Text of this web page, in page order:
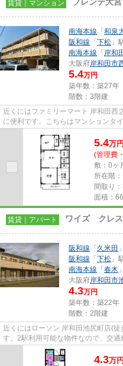
賃貸｜マンション
南海本線 「 和泉
阪和線 「 下松 」
南海本線 「 岸和
大阪府岸和田市
5.4万円
築年数：築27年
階数：3階建
近くにはファミリーマート 岸和田西
に便利です。こちらはマンションタ
捨てが楽な敷地内ごみ置き...
5.4万円
(管理費
敷：0ヶ
所在階
間取り
面積：
賃貸｜アパート ワイズ クレ
阪和線 「 久米田
阪和線 「 下松 」
南海本線 「 春木
大阪府岸和田市
4.3万円
築年数：築22年
階数：2階建
近くにはローソン 岸和田池尻町店(
す。2駅利用可能な物件なので、交
はアパートです。最上階の物件...
4.3万円